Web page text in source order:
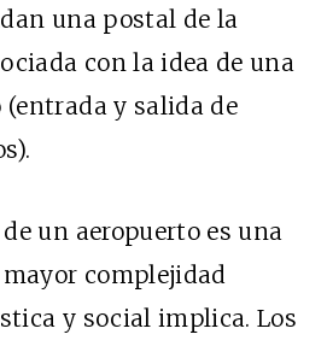
una postal de la
con la idea de una
y salida de
un aeropuerto es una
complejidad
y social implica. Los